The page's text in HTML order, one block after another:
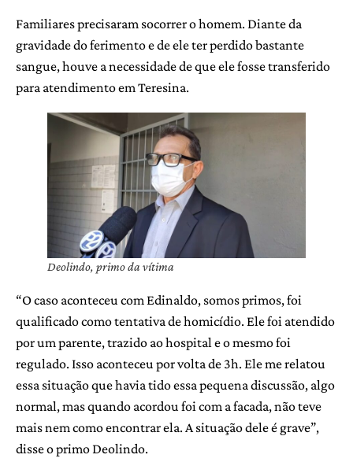
Familiares precisaram socorrer o homem. Diante da
gravidade do ferimento e de ele ter perdido bastante
sangue, houve a necessidade de que ele fosse transferido
para atendimento em Teresina.
Deolindo, primo da vítima
“O caso aconteceu com Edinaldo, somos primos, foi
qualificado como tentativa de homicídio. Ele foi atendido
por um parente, trazido ao hospital e o mesmo foi
regulado. Isso aconteceu por volta de 3h. Ele me relatou
essa situação que havia tido essa pequena discussão, algo
normal, mas quando acordou foi com a facada, não teve
mais nem como encontrar ela. A situação dele é grave”,
disse o primo Deolindo.